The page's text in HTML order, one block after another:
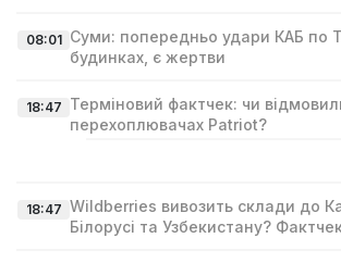
08:01 Суми: попередньо удари КАБ по
будинках, є жертви
18:47 Терміновий фактчек: чи
перехоплювачах Patriot?
18:47 Wildberries вивозить склади до
Білорусі та Узбекистану?